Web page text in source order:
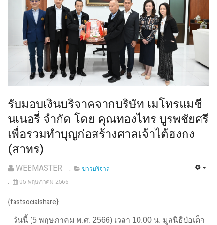
รับมอบเงินบริจาคจากบริษัท เมโทรแมชี
นเนอรี่ จำกัด โดย คุณทองไทร บูรพชัยศรี
เพื่อร่วมทำบุญก่อสร้างศาลเจ้าไต้ฮงกง
(สาทร)
WEBMASTER
ข่าวบริจาค
05 พฤษภาคม 2566
{fastsocialshare}
วันนี้ (5 พฤษภาคม พ.ศ. 2566) เวลา 10.00 น. มูลนิธิป่อเต็ก